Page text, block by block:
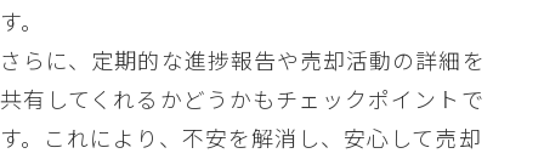
す。
さらに、定期的な進捗報告や売却活動の詳細を
共有してくれるかどうかもチェックポイントで
す。これにより、不安を解消し、安心して売却